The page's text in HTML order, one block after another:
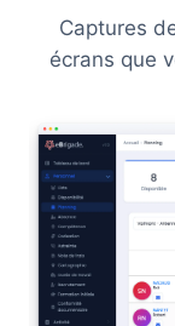
Captures
écrans que